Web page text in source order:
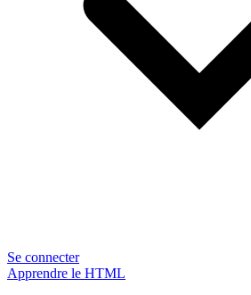
Se connecter
Apprendre le HTML